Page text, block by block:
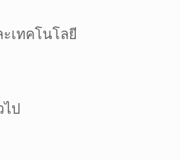
เทคโนโลยี
ป